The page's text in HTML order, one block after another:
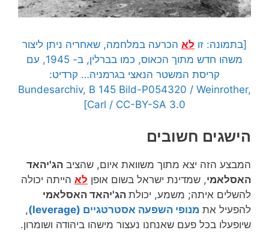
[בתמונה: זו לא הכרעה במלחמה, שאחריה ניתן ליצור
משהו חדש מתוך הכאוס, כמו בברלין, ב- 1945, עם
קריסת המשטר הנאצי בגרמניה… קרדיט:
Bundesarchiv, B 145 Bild-P054320 / Weinrother,
Carl / CC-BY-SA 3.0]
הישגים חשובים
המבצע הזה יצא מתוך משוואת איום, שהציב הג'יהאד
האסלאמי, שמדינת ישראל בשום אופן לא הייתה יכולה
להשלים איתה; משמע, יכולת הג'יהאד האסלאמי
להפעיל את מנופי השפעה אסטרטגיים (leverage)
,
שיופעלו בכל פעם שאנחנו נעצור מישהו ביהודה ושומרון.